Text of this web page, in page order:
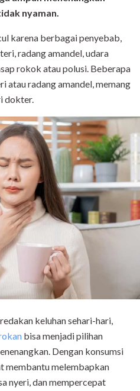
nyaman.
karena berbagai penyebab,
radang amandel, udara
rokok atau polusi. Beberapa
atau radang amandel, memang
dokter.
keluhan sehari-hari,
bisa menjadi pilihan
Dengan konsumsi
membantu melembapkan
nyeri, dan mempercepat